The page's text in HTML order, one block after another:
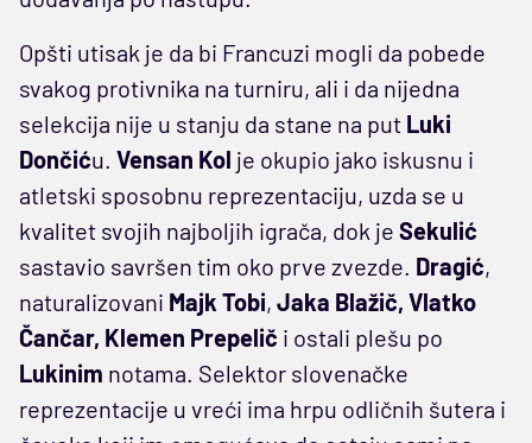
Opšti utisak je da bi Francuzi mogli da pobede
svakog protivnika na turniru, ali i da nijedna
selekcija nije u stanju da stane na put Luki
Dončiću. Vensan Kol je okupio jako iskusnu i
atletski sposobnu reprezentaciju, uzda se u
kvalitet svojih najboljih igrača, dok je Sekulić
sastavio savršen tim oko prve zvezde. Dragić,
naturalizovani Majk Tobi, Jaka Blažič, Vlatko
Čančar, Klemen Prepelič i ostali plešu po
Lukinim notama. Selektor slovenačke
reprezentacije u vreći ima hrpu odličnih šutera i